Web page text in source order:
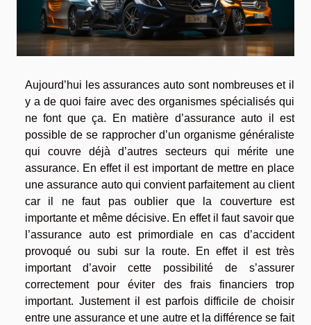
Aujourd’hui les assurances auto sont nombreuses et il
y a de quoi faire avec des organismes spécialisés qui
ne font que ça. En matière d’assurance auto il est
possible de se rapprocher d’un organisme généraliste
qui couvre déjà d’autres secteurs qui mérite une
assurance. En effet il est important de mettre en place
une assurance auto qui convient parfaitement au client
car il ne faut pas oublier que la couverture est
importante et même décisive. En effet il faut savoir que
l’assurance auto est primordiale en cas d’accident
provoqué ou subi sur la route. En effet il est très
important d’avoir cette possibilité de s’assurer
correctement pour éviter des frais financiers trop
important. Justement il est parfois difficile de choisir
entre une assurance et une autre et la différence se fait